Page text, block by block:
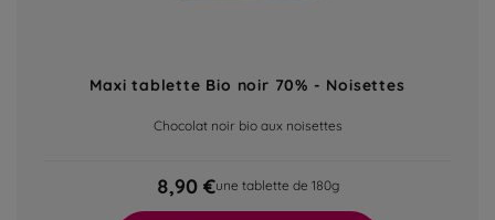
Maxi tablette Bio noir 70% - Noisettes
Chocolat noir bio aux noisettes
8,90 €une tablette de 180g